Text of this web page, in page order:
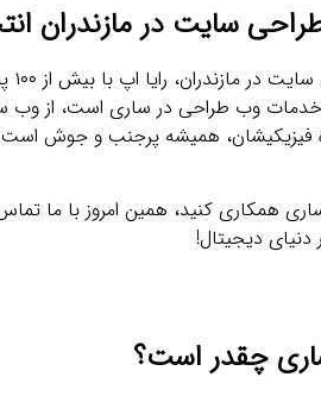
سایت در مازندران
وب طراحی در ساری است، از وب‌
همیشه پرجنب‌ و جوش است.
همکاری کنید، همین امروز با ما
دیجیتال!
چقدر است؟